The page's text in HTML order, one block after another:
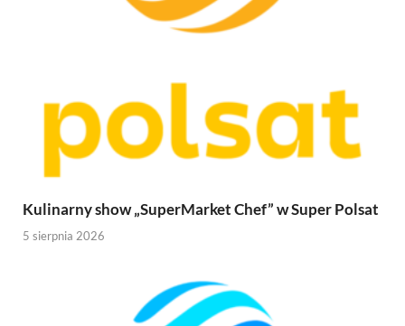
Kulinarny show „SuperMarket Chef” w Super Polsat
5 sierpnia 2026